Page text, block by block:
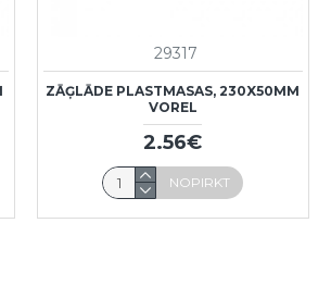
29317
ZĀĢLĀDE PLASTMASAS, 230X50MM
VOREL
2.56€
NOPIRKT